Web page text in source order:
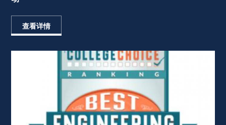
查看详情